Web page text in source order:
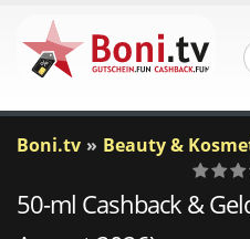
Boni.tv Beauty &
0
Votes
50-ml Cashback &